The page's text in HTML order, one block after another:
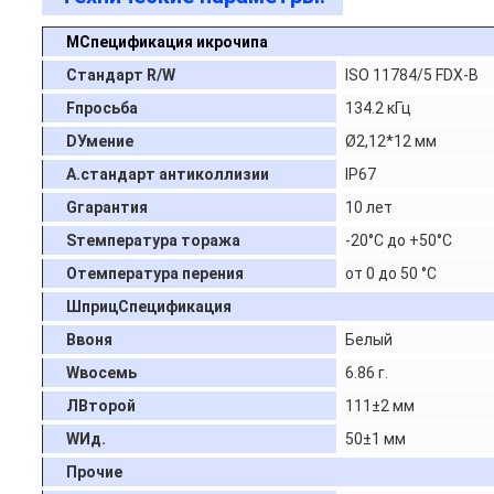
М Спецификация икрочипа
Стандарт R/W
ISO 11784/5 FDX-B
Fпросьба
134.2 кГц
DУмение
Ø2,12*12 мм
А.стандарт антиколлизии
IP67
Gгарантия
10 лет
Sтемпература тоража
-20°C до +50°C
Отемпература перения
от 0 до 50 °C
ШприцСпецификация
Ввоня
Белый
Wвосемь
6.86 г.
Л Второй
111±2 мм
WИд.
50±1 мм
Прочие